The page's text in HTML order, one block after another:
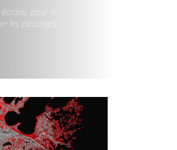
pour le
les passages.